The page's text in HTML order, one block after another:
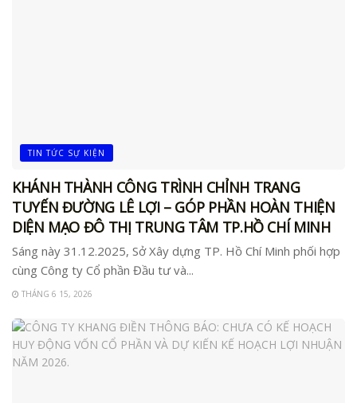
TIN TỨC SỰ KIỆN
KHÁNH THÀNH CÔNG TRÌNH CHỈNH TRANG
TUYẾN ĐƯỜNG LÊ LỢI – GÓP PHẦN HOÀN THIỆN
DIỆN MẠO ĐÔ THỊ TRUNG TÂM TP.HỒ CHÍ MINH
Sáng này 31.12.2025, Sở Xây dựng TP. Hồ Chí Minh phối hợp
cùng Công ty Cổ phần Đầu tư và...
THÁNG 6 15, 2026